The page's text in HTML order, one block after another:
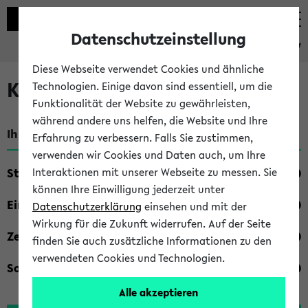
eKVV
Kombisuche im eKVV
Ihre Suchkriterien:
Studienfach
Einrichtung
Zeiten
Sonstiges
Datenschutzeinstellung
Diese Webseite verwendet Cookies und ähnliche
Technologien. Einige davon sind essentiell, um die
Funktionalität der Website zu gewährleisten,
während andere uns helfen, die Website und Ihre
Erfahrung zu verbessern. Falls Sie zustimmen,
verwenden wir Cookies und Daten auch, um Ihre
Interaktionen mit unserer Webseite zu messen. Sie
können Ihre Einwilligung jederzeit unter
Datenschutzerklärung einsehen und mit der
Wirkung für die Zukunft widerrufen. Auf der Seite
finden Sie auch zusätzliche Informationen zu den
verwendeten Cookies und Technologien.
Alle akzeptieren